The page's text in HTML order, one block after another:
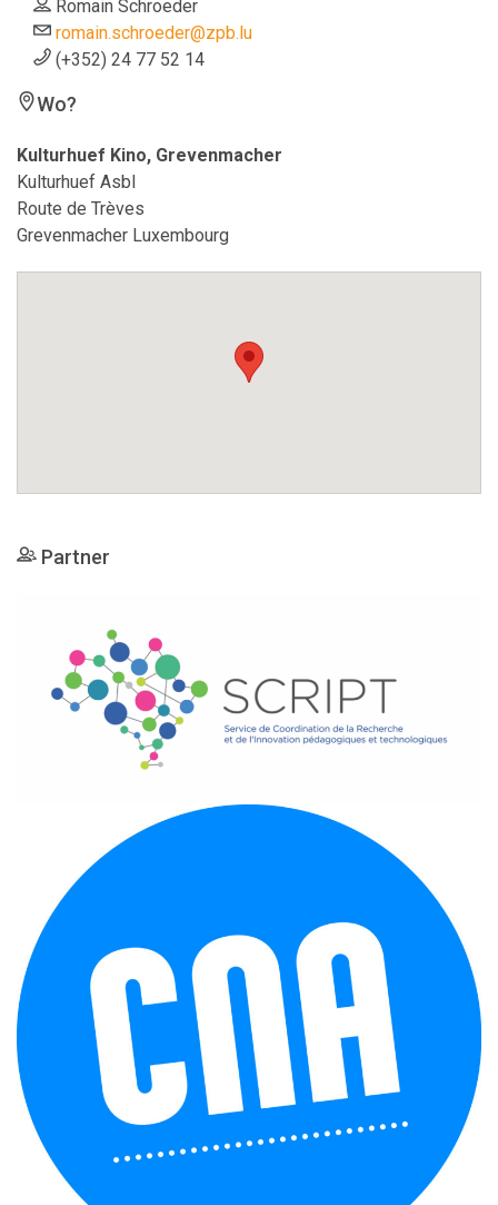
Romain Schroeder
romain.schroeder@zpb.lu
(+352) 24 77 52 14
Wo?
Kulturhuef Kino, Grevenmacher
Kulturhuef Asbl
Route de Trèves
Grevenmacher Luxembourg
Partner